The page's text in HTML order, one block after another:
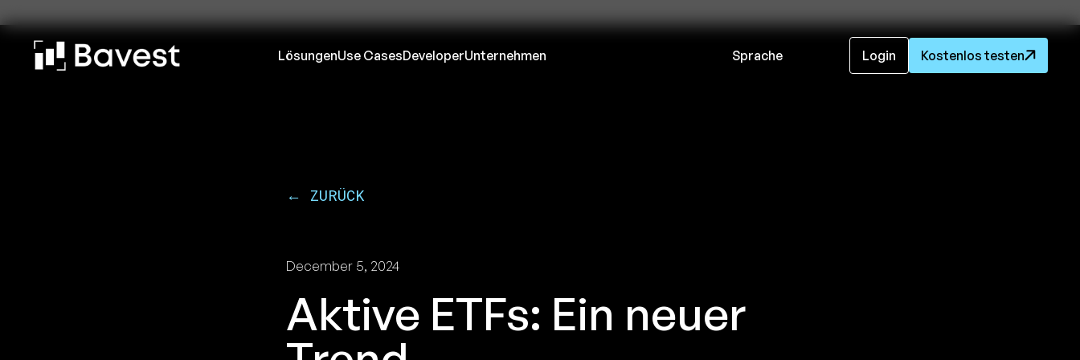
LösungenUse CasesDeveloperUnternehmen Sprache Login Kostenlos testen
← ZURÜCK
December 5, 2024
Aktive ETFs: Ein neuer